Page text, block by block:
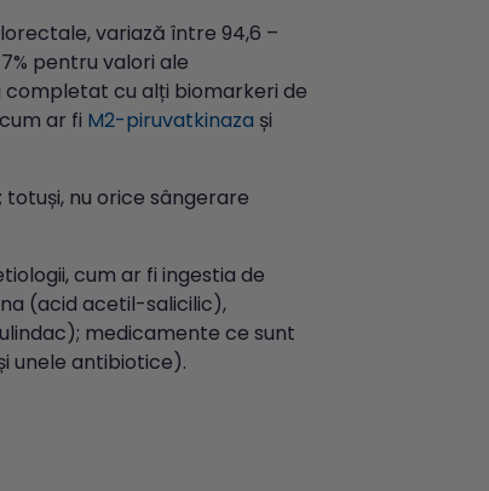
variază între 94,6 –
pentru valori ale
completat cu alți biomarkeri de
ar fi M2-piruvatkinaza și
nu orice sângerare
cum ar fi ingestia de
(acid acetil-salicilic),
medicamente ce sunt
unele antibiotice).